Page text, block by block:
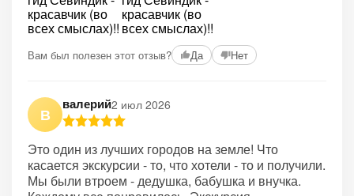
Вам был полезен этот отзыв? Да Нет
В
валерий2 июл 2026
Это один из лучших городов на земле! Что
касается экскурсии - то, что хотели - то и получили.
Мы были втроем - дедушка, бабушка и внучка.